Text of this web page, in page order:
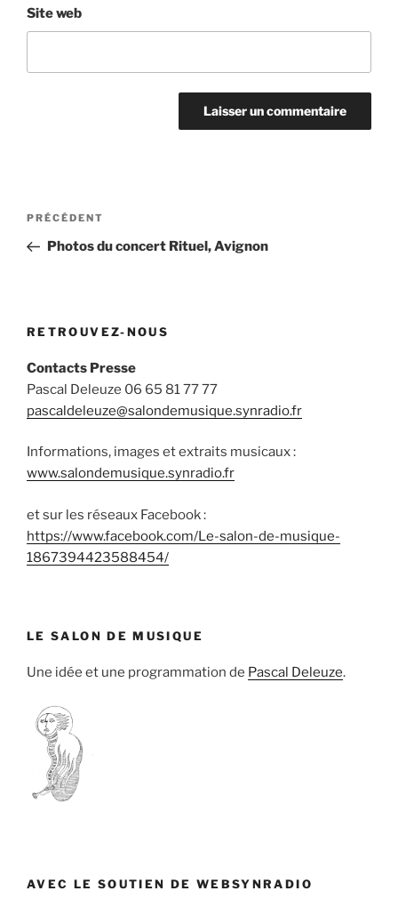
Site web
Navigation
l’article
Article
précédent
PRÉCÉDENT
Photos du concert Rituel, Avignon
RETROUVEZ-NOUS
Contacts Presse
Pascal Deleuze 06 65 81 77 77
pascaldeleuze@salondemusique.synradio.fr
Informations, images et extraits musicaux :
www.salondemusique.synradio.fr
et sur les réseaux Facebook :
https://www.facebook.com/Le-salon-de-musique-
1867394423588454/
LE SALON DE MUSIQUE
Une idée et une programmation de Pascal Deleuze.
AVEC LE SOUTIEN DE WEBSYNRADIO